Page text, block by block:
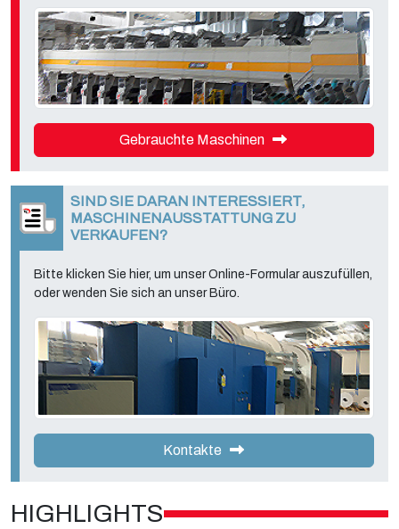
Gebrauchte Maschinen
SIND SIE DARAN INTERESSIERT,
MASCHINENAUSSTATTUNG ZU
VERKAUFEN?
Bitte klicken Sie hier, um unser Online-Formular auszufüllen,
oder wenden Sie sich an unser Büro.
Kontakte
HIGHLIGHTS